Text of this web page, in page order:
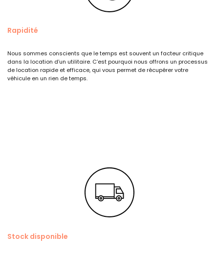
Rapidité
Nous sommes conscients que le temps est souvent un facteur critique
dans la location d’un utilitaire. C’est pourquoi nous offrons un processus
de location rapide et efficace, qui vous permet de récupérer votre
véhicule en un rien de temps.
Stock disponible